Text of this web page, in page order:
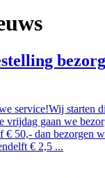
service!Wij starten
vrijdag gaan we
€ 50,- dan bezorgen
€ 2,5 ...